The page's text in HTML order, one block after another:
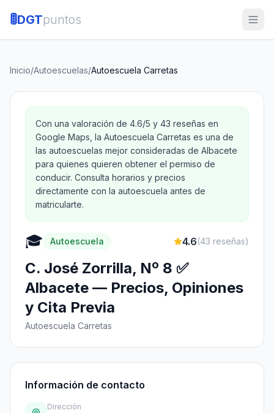
🚦DGTpuntos
Inicio/Autoescuelas/Autoescuela Carretas
Con una valoración de 4.6/5 y 43 reseñas en
Google Maps, la Autoescuela Carretas es una de
las autoescuelas mejor consideradas de Albacete
para quienes quieren obtener el permiso de
conducir. Consulta horarios y precios
directamente con la autoescuela antes de
matricularte.
🎓 Autoescuela 4.6(43 reseñas)
C. José Zorrilla, Nº 8 ✅
Albacete — Precios, Opiniones
y Cita Previa
Autoescuela Carretas
Información de contacto
Dirección